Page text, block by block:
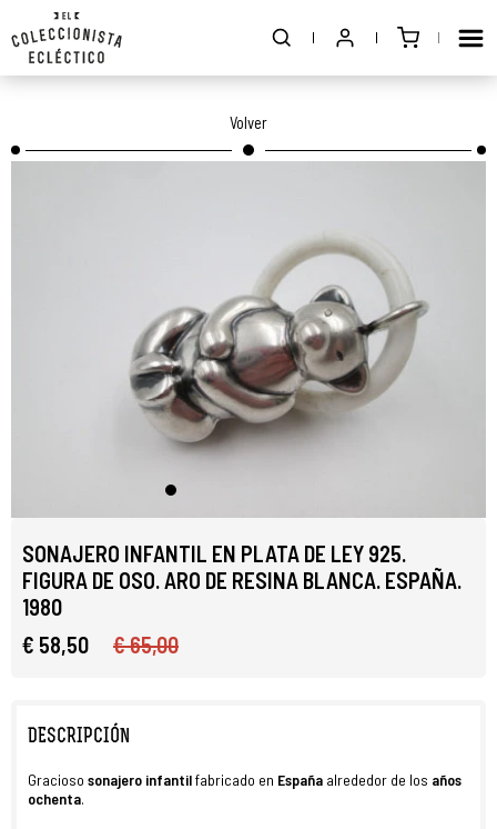
Volver
SONAJERO INFANTIL EN PLATA DE LEY 925.
FIGURA DE OSO. ARO DE RESINA BLANCA. ESPAÑA.
1980
€ 58,50
€ 65,00
DESCRIPCIÓN
Gracioso sonajero infantilfabricado en España alrededor de los años
ochenta.